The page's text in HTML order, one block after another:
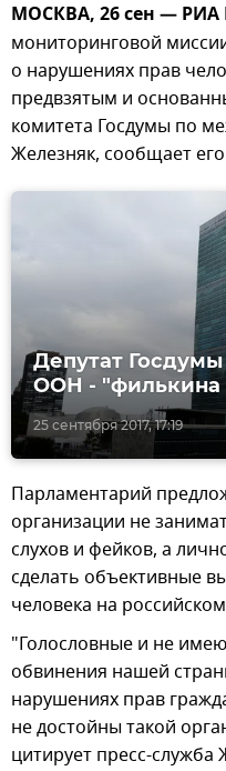
МОСКВА, 26 сен — РИА
мониторинговой
о нарушениях прав
предвзятым и
комитета Госдумы по
Железняк, сообщает
25 сентября 2017, 17:19
Депутат
ООН - "филькина
Парламентарий
организации не
слухов и фейков, а
сделать объективные
человека на
"Голословные и не
обвинения нашей
нарушениях прав
не достойны такой
цитирует пресс-служба